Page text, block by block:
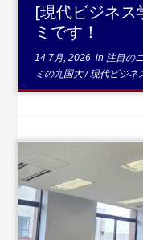
[現代ビジネ
ミです！
14 7月, 2026 in 注目の
ミの九国大/現代ビジ